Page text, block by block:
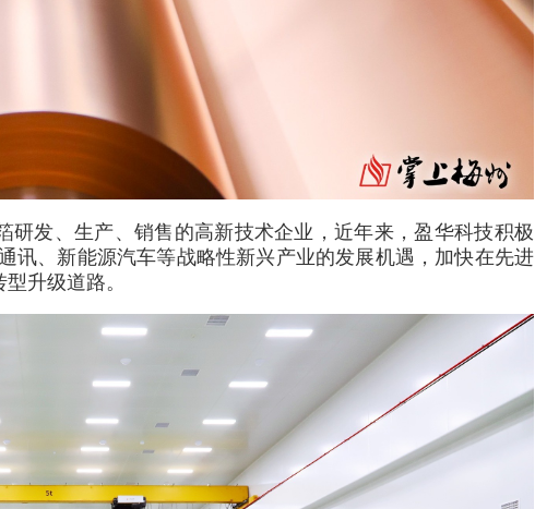
研发、生产、销售的高新技术企业，近年来，盈华科技积极
讯、新能源汽车等战略性新兴产业的发展机遇，加快在先进
升级道路。